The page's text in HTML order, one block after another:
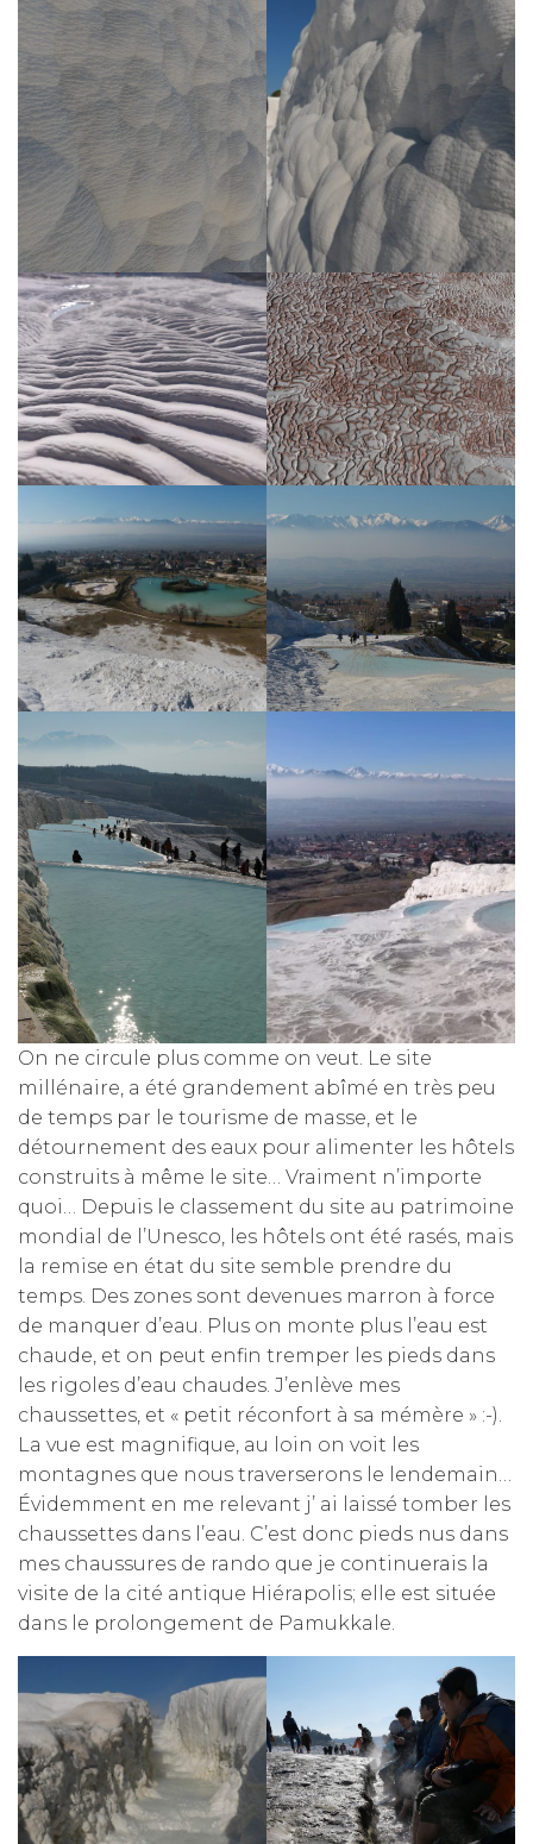
On ne circule plus comme on veut. Le site
millénaire, a été grandement abîmé en très peu
de temps par le tourisme de masse, et le
détournement des eaux pour alimenter les hôtels
construits à même le site… Vraiment n’importe
quoi… Depuis le classement du site au patrimoine
mondial de l’Unesco, les hôtels ont été rasés, mais
la remise en état du site semble prendre du
temps. Des zones sont devenues marron à force
de manquer d’eau. Plus on monte plus l’eau est
chaude, et on peut enfin tremper les pieds dans
les rigoles d’eau chaudes. J’enlève mes
chaussettes, et « petit réconfort à sa mémère » :-).
La vue est magnifique, au loin on voit les
montagnes que nous traverserons le lendemain…
Évidemment en me relevant j’ ai laissé tomber les
chaussettes dans l’eau. C’est donc pieds nus dans
mes chaussures de rando que je continuerais la
visite de la cité antique Hiérapolis; elle est située
dans le prolongement de Pamukkale.